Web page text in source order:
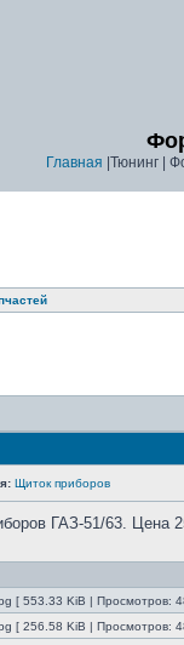
Главная |Тюнинг |
Щиток приборов
ГАЗ-51/63. Цена
[ 553.33 KiB | Просмотров:
[ 256.58 KiB | Просмотров: